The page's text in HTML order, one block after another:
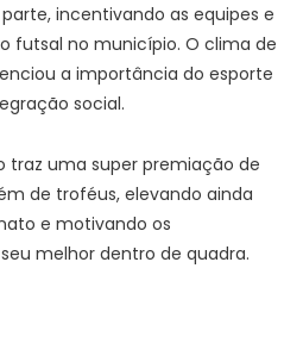
incentivando as equipes e
futsal no município. O clima de
a importância do esporte
social.
traz uma super premiação de
de troféus, elevando ainda
e motivando os
melhor dentro de quadra.